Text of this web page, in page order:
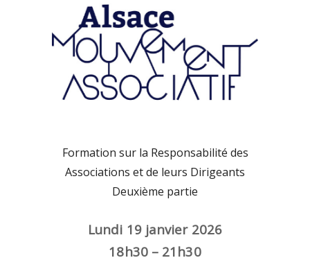
Formation sur la Responsabilité des
Associations et de leurs Dirigeants
Deuxième partie
Lundi 19 janvier 2026
18h30 – 21h30